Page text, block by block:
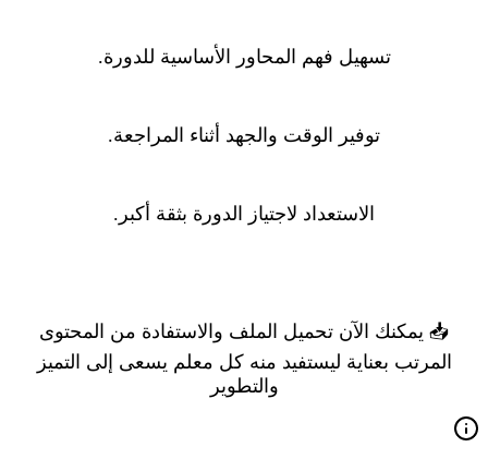
تسهيل فهم المحاور الأساسية للدورة.
توفير الوقت والجهد أثناء المراجعة.
الاستعداد لاجتياز الدورة بثقة أكبر.
📥 يمكنك الآن تحميل الملف والاستفادة من المحتوى
المرتب بعناية ليستفيد منه كل معلم يسعى إلى التميز
والتطوير